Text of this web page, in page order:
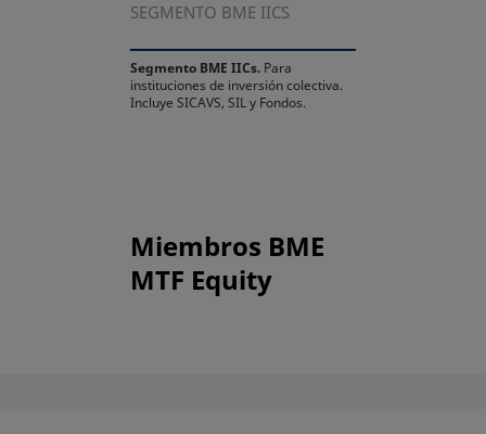
SEGMENTO BME IICS
Segmento BME IICs. Para
instituciones de inversión colectiva.
Incluye SICAVS, SIL y Fondos.
Miembros BME
MTF Equity